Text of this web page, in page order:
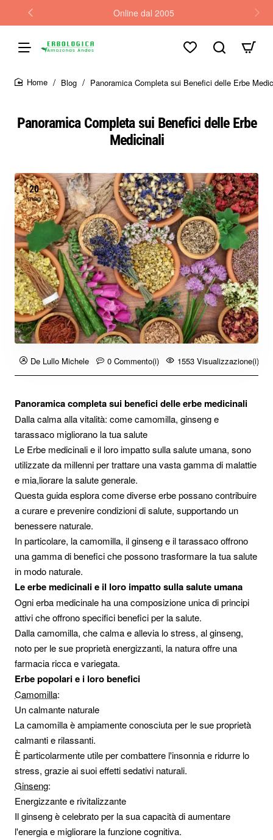
Online dal 2005
Panoramica Completa sui Benefici delle Erbe
Medicinali
Blog Panoramica Completa sui Benefici delle Erbe
20
mag
De Lullo Michele 0 Commento(i) 1553 Visualizzazione(i)
Panoramica completa sui benefici delle erbe medicinali
Dalla calma alla vitalità: come camomilla, ginseng e
tarassaco migliorano la tua salute
Le Erbe medicinali e il loro impatto sulla salute umana, sono
utilizzate da millenni per trattare una vasta gamma di malattie
e mia,liorare la salute generale.
Questa guida esplora come diverse erbe possano contribuire
a curare e prevenire condizioni di salute, supportando un
benessere naturale.
In particolare, la camomilla, il ginseng e il tarassaco offrono
una gamma di benefici che possono trasformare la tua salute
in modo naturale.
Le erbe medicinali e il loro impatto sulla salute umana
Ogni erba medicinale ha una composizione unica di principi
attivi che offrono specifici benefici per la salute.
Dalla camomilla, che calma e allevia lo stress, al ginseng,
noto per le sue proprietà energizzanti, la natura offre una
farmacia ricca e variegata.
Erbe popolari e i loro benefici
Camomilla:
Un calmante naturale
La camomilla è ampiamente conosciuta per le sue proprietà
calmanti e rilassanti.
È particolarmente utile per combattere l'insonnia e ridurre lo
stress, grazie ai suoi effetti sedativi naturali.
Ginseng:
Energizzante e rivitalizzante
Il ginseng è celebrato per la sua capacità di aumentare
l'energia e migliorare la funzione cognitiva.